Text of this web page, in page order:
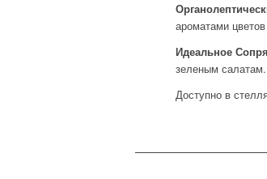
ароматами
Идеальное
зеленым салатам.
Доступно в